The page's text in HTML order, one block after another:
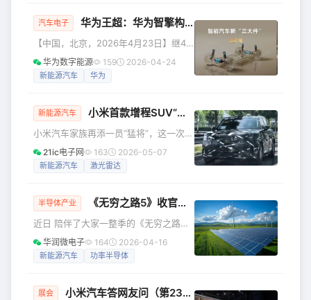
为“华为智擎 精准守护 安全出行”的演讲。他指出，智能汽车
核心三大件已演进为智能座舱、智能辅助驾驶与智能运动域，
其中运动域是整车安全的基石。 陈伟表示：“华为智擎定位为
运
汽车电子 华为王超：华为智擎构筑 新能源汽车“用能之核心
【中国，北京，2026年4月23日】继4
月22日华为常务董事、产品投资评审委
员会主任、终端BG董事长余承东在鸿蒙
&amp;华为超充战略与新品发布会上，
了“华为智擎”品牌愿景及在“运动域”领域
取得的最新技术成果。 他提出，智舱
域、运动域、智驾域将构成新能源汽车
华为数字能源 159 2026-04-24
新能源汽车 华为
新能源汽车 小米首款增程SUV“昆仑”谍照曝光！
小米汽车家族再添一员“猛将”，这一次，
雷军瞄准了家庭用户的“大空间”刚需。
近日，一组疑似小米首款增程全尺寸
市场，主打增程动力，计划于2026年下
度与激情”，那么“昆仑”就是小米的“诗与
远方”。 从谍照来看，“昆仑”延续了小米
家族式的方正轮廓，封闭前脸设计简约
21ic电子网 163 2026-05-07
新能源汽车 激光雷达
半导体产业 《无穷之路5》收官，看华润“芯”如何赋能“中国智造”
近日 陪伴了大家一整季的《无穷之路
5》 迎来了智行旅途的收官之站 从AI、
机器人 到新能源汽车、中医药智能产线
国式现代化的关键任务 也是发展新质生
华润微电子 164 2026-04-16
新能源汽车 功率半导体
展会 小米汽车答网友问（第237集）